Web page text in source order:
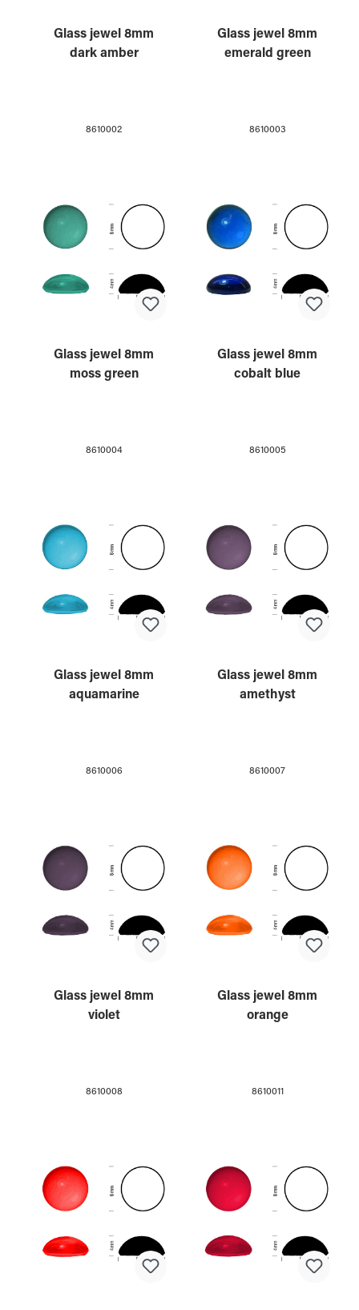
Glass jewel 8mm
dark amber
8610002
Glass jewel 8mm
emerald green
8610003
Glass jewel 8mm
moss green
8610004
Glass jewel 8mm
cobalt blue
8610005
Glass jewel 8mm
aquamarine
8610006
Glass jewel 8mm
amethyst
8610007
Glass jewel 8mm
violet
8610008
Glass jewel 8mm
orange
8610011